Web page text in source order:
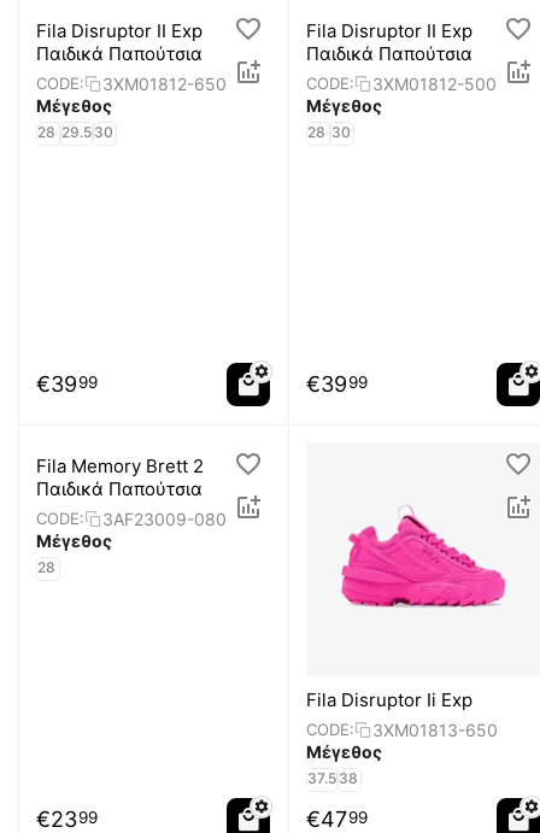
Fila Disruptor II Exp
Παιδικά Παπούτσια
CODE:
3XM01812-650
Μέγεθος
28 29.5 30
€3999
Fila Disruptor II Exp
Παιδικά Παπούτσια
CODE:
3XM01812-500
Μέγεθος
28 30
€3999
Fila Memory Brett 2
Παιδικά Παπούτσια
CODE:
3AF23009-080
Μέγεθος
28
€2399
Fila Disruptor Ii Exp
CODE:
3XM01813-650
Μέγεθος
37.5 38
€4799